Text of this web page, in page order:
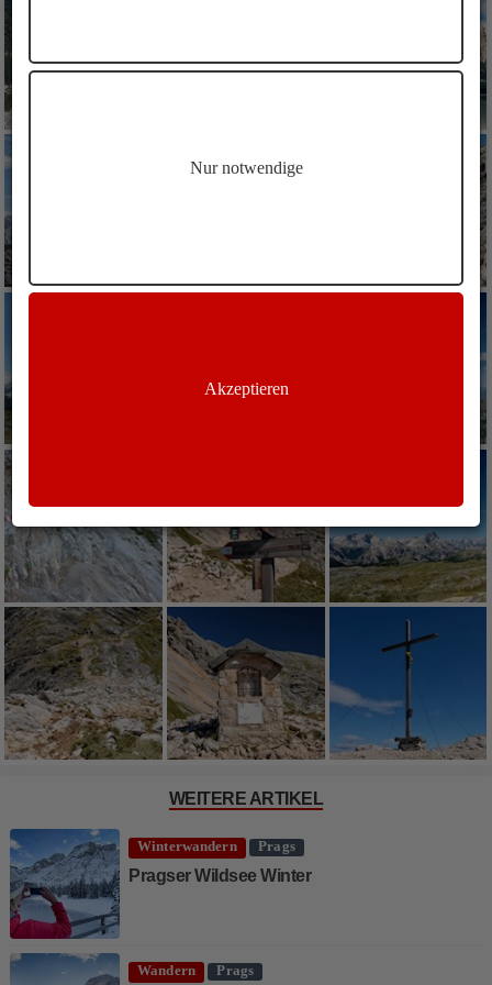
WEITERE ARTIKEL
Winterwandern Prags
Pragser Wildsee Winter
Wandern Prags
Nur notwendige
Akzeptieren